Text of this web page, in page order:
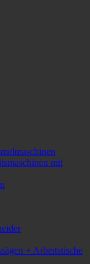
mit
+ Arbeitstische